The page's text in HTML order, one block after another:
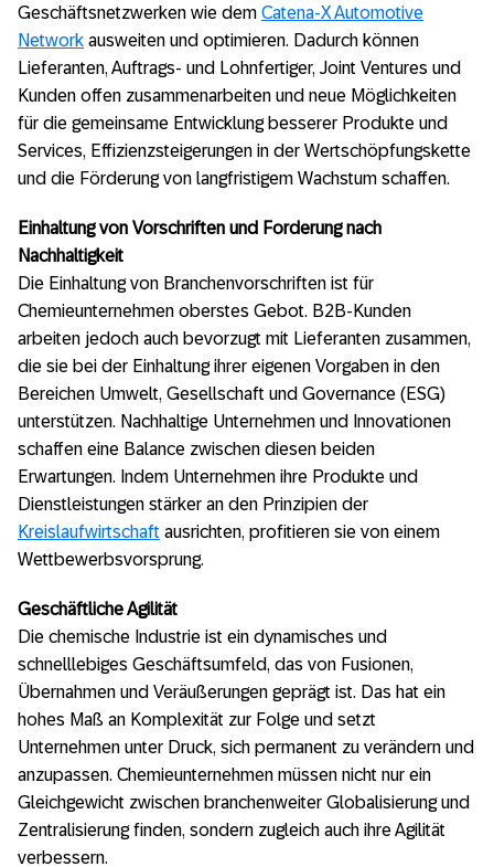
Geschäftsnetzwerken wie dem Catena-X Automotive
Network ausweiten und optimieren. Dadurch können
Lieferanten, Auftrags- und Lohnfertiger, Joint Ventures und
Kunden offen zusammenarbeiten und neue Möglichkeiten
für die gemeinsame Entwicklung besserer Produkte und
Services, Effizienzsteigerungen in der Wertschöpfungskette
und die Förderung von langfristigem Wachstum schaffen.
Einhaltung von Vorschriften und Forderung nach
Nachhaltigkeit
Die Einhaltung von Branchenvorschriften ist für
Chemieunternehmen oberstes Gebot. B2B-Kunden
arbeiten jedoch auch bevorzugt mit Lieferanten zusammen,
die sie bei der Einhaltung ihrer eigenen Vorgaben in den
Bereichen Umwelt, Gesellschaft und Governance (ESG)
unterstützen. Nachhaltige Unternehmen und Innovationen
schaffen eine Balance zwischen diesen beiden
Erwartungen. Indem Unternehmen ihre Produkte und
Dienstleistungen stärker an den Prinzipien der
Kreislaufwirtschaft ausrichten, profitieren sie von einem
Wettbewerbsvorsprung.
Geschäftliche Agilität
Die chemische Industrie ist ein dynamisches und
schnelllebiges Geschäftsumfeld, das von Fusionen,
Übernahmen und Veräußerungen geprägt ist. Das hat ein
hohes Maß an Komplexität zur Folge und setzt
Unternehmen unter Druck, sich permanent zu verändern und
anzupassen. Chemieunternehmen müssen nicht nur ein
Gleichgewicht zwischen branchenweiter Globalisierung und
Zentralisierung finden, sondern zugleich auch ihre Agilität
verbessern.